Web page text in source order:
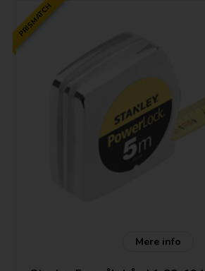
PRISMATCH
Mere info